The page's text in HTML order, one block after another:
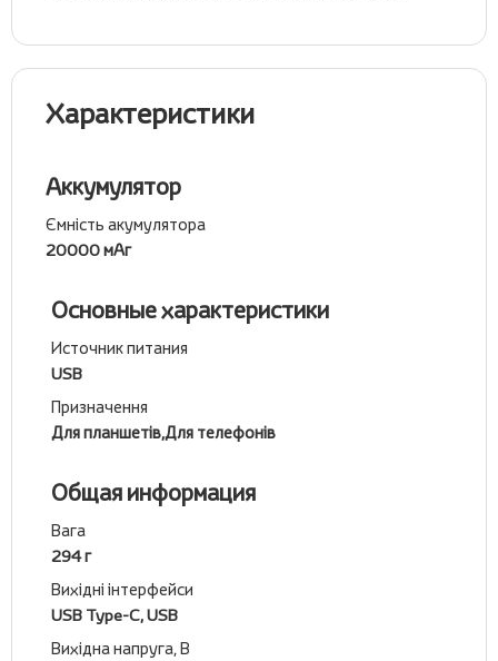
Характеристики
Аккумулятор
Ємність акумулятора
20000 мАг
Основные характеристики
Источник питания
USB
Призначення
Для планшетів,Для телефонів
Общая информация
Вага
294 г
Вихідні інтерфейси
USB Type-C, USB
Вихідна напруга, В